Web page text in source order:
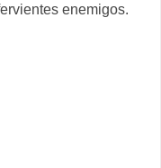
enemigos.